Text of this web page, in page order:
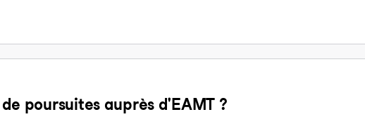
poursuites auprès d'EAMT ?